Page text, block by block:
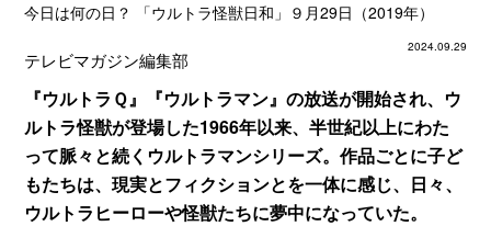
今日は何の日？ 「ウルトラ怪獣日和」９月29日（2019年）
2024.09.29
テレビマガジン編集部
『ウルトラＱ』『ウルトラマン』の放送が開始され、ウ
ルトラ怪獣が登場した1966年以来、半世紀以上にわた
って脈々と続くウルトラマンシリーズ。作品ごとに子ど
もたちは、現実とフィクションとを一体に感じ、日々、
ウルトラヒーローや怪獣たちに夢中になっていた。